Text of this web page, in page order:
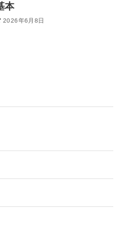
本
2026年6月8日